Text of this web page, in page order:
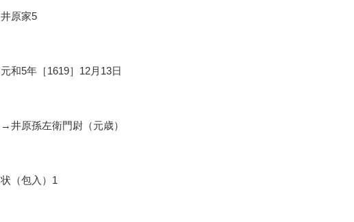
井原家5
元和5年［1619］12月13日
→井原孫左衛門尉（元歳）
状（包入）1